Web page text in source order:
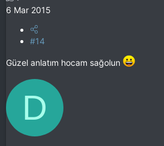
6 Mar 2015
#14
Güzel anlatım hocam sağolun
D